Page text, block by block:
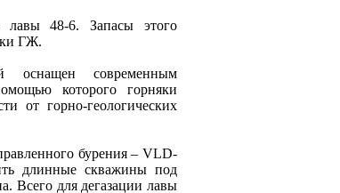
лавы 48-6. Запасы этого
ГЖ.
современным
которого горняки
от горно-геологических
бурения – VLD-
длинные скважины под
Всего для дегазации лавы